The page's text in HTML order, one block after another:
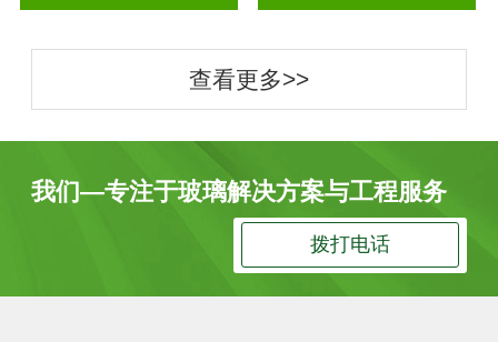
查看更多>>
我们—专注于玻璃解决方案与工程服务
拨打电话